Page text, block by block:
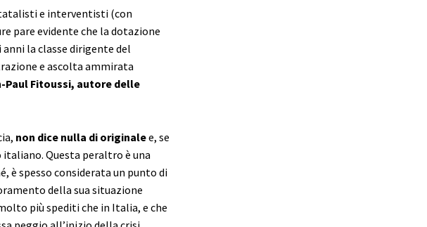
e interventisti (con
pare evidente che la dotazione
la classe dirigente del
e ascolta ammirata
Fitoussi, autore delle
non dice nulla di originalee, se
Questa peraltro è una
è spesso considerata un punto di
della sua situazione
più spediti che in Italia, e che